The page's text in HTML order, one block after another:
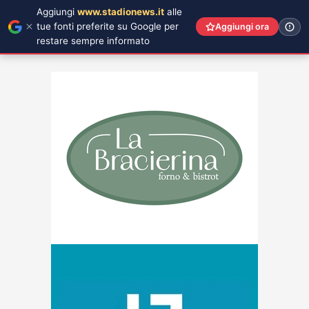
Aggiungi www.stadionews.it alle
tue fonti preferite su Google per
restare sempre informato
Aggiungi ora